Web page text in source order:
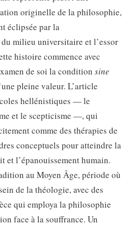
originelle de la philosophie,
éclipsée par la
milieu universitaire et l’essor
histoire commence avec
de soi la condition sine
pleine valeur. L’article
hellénistiques — le
et le scepticisme —, qui
comme des thérapies de
conceptuels pour atteindre la
et l’épanouissement humain.
au Moyen Âge, période où
de la théologie, avec des
qui employa la philosophie
face à la souffrance. Un